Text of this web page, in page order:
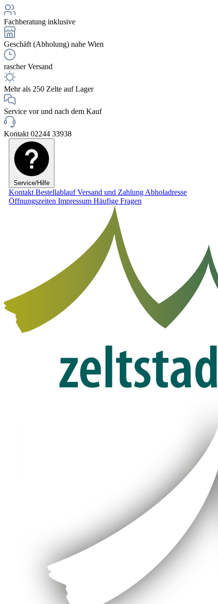
Fachberatung inklusive
Geschäft (Abholung) nahe Wien
rascher Versand
Mehr als 250 Zelte auf Lager
Service vor und nach dem Kauf
Kontakt 02244 33938
Service/Hilfe
Kontakt BestellablaufVersand und Zahlung Abholadresse
Öffnungszeiten Impressum Häufige Fragen